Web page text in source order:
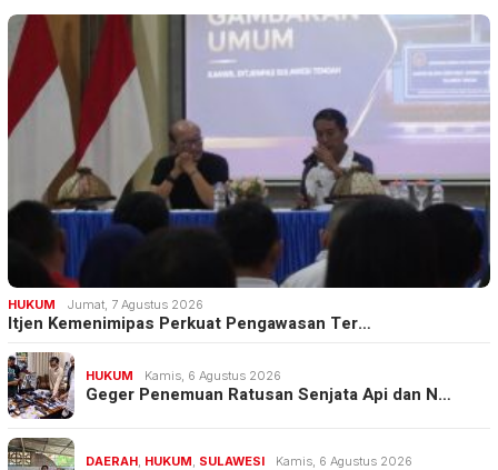
HUKUM Jumat, 7 Agustus 2026
Itjen Kemenimipas Perkuat Pengawasan Ter…
HUKUM Kamis, 6 Agustus 2026
Geger Penemuan Ratusan Senjata Api dan N…
DAERAH HUKUM SULAWESI Kamis, 6 Agustus 2026